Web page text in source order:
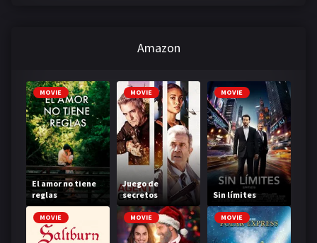
Amazon
MOVIE
El amor no tiene
reglas
MOVIE
Juego de
secretos
MOVIE
Sin límites
MOVIE MOVIE MOVIE